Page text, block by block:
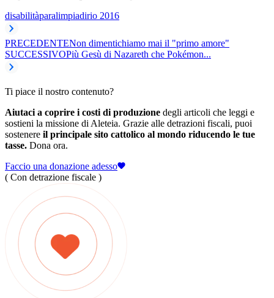
disabilitàparalimpiadirio 2016
PRECEDENTENon dimentichiamo mai il "primo amore"
SUCCESSIVOPiù Gesù di Nazareth che Pokémon...
Ti piace il nostro contenuto?
Aiutaci a coprire i costi di produzione degli articoli che leggi e
sostieni la missione di Aleteia. Grazie alle detrazioni fiscali, puoi
sostenere il principale sito cattolico al mondo riducendo le tue
tasse. Dona ora.
Faccio una donazione adesso
( Con detrazione fiscale )